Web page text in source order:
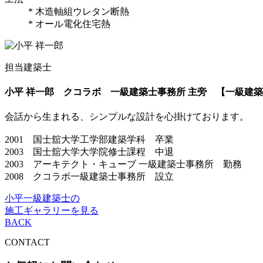
* 木造軸組ウレタン断熱
* オール電化住宅熱
担当建築士
小平 祥一郎 クコラボ 一級建築士事務所 主旁 【一級建
会話から生まれる、シンプルな設計を心掛けております。
2001 国士舘大学工学部建築学科 卒業
2003 国士舘大学大学院修士課程 中退
2003 アーキテクト・キューブ 一級建築士事務所 勤務
2008 クコラボ一級建築士事務所 設立
小平一級建築士の
施工ギャラリーを見る
BACK
CONTACT